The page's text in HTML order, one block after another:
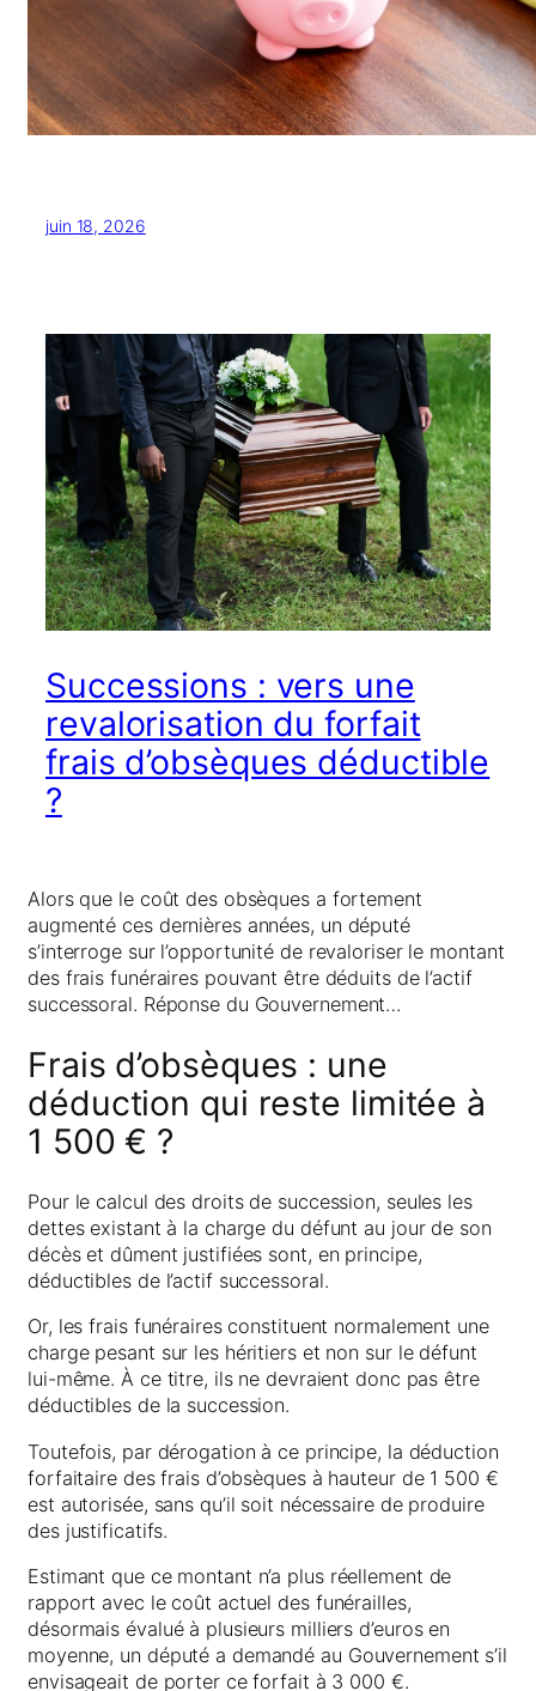
juin 18, 2026
Successions : vers une
revalorisation du forfait
frais d’obsèques déductible
?
Alors que le coût des obsèques a fortement
augmenté ces dernières années, un député
s’interroge sur l’opportunité de revaloriser le montant
des frais funéraires pouvant être déduits de l’actif
successoral. Réponse du Gouvernement…
Frais d’obsèques : une
déduction qui reste limitée à
1 500 € ?
Pour le calcul des droits de succession, seules les
dettes existant à la charge du défunt au jour de son
décès et dûment justifiées sont, en principe,
déductibles de l’actif successoral.
Or, les frais funéraires constituent normalement une
charge pesant sur les héritiers et non sur le défunt
lui-même. À ce titre, ils ne devraient donc pas être
déductibles de la succession.
Toutefois, par dérogation à ce principe, la déduction
forfaitaire des frais d’obsèques à hauteur de 1 500 €
est autorisée, sans qu’il soit nécessaire de produire
des justificatifs.
Estimant que ce montant n’a plus réellement de
rapport avec le coût actuel des funérailles,
désormais évalué à plusieurs milliers d’euros en
moyenne, un député a demandé au Gouvernement s’il
envisageait de porter ce forfait à 3 000 €.